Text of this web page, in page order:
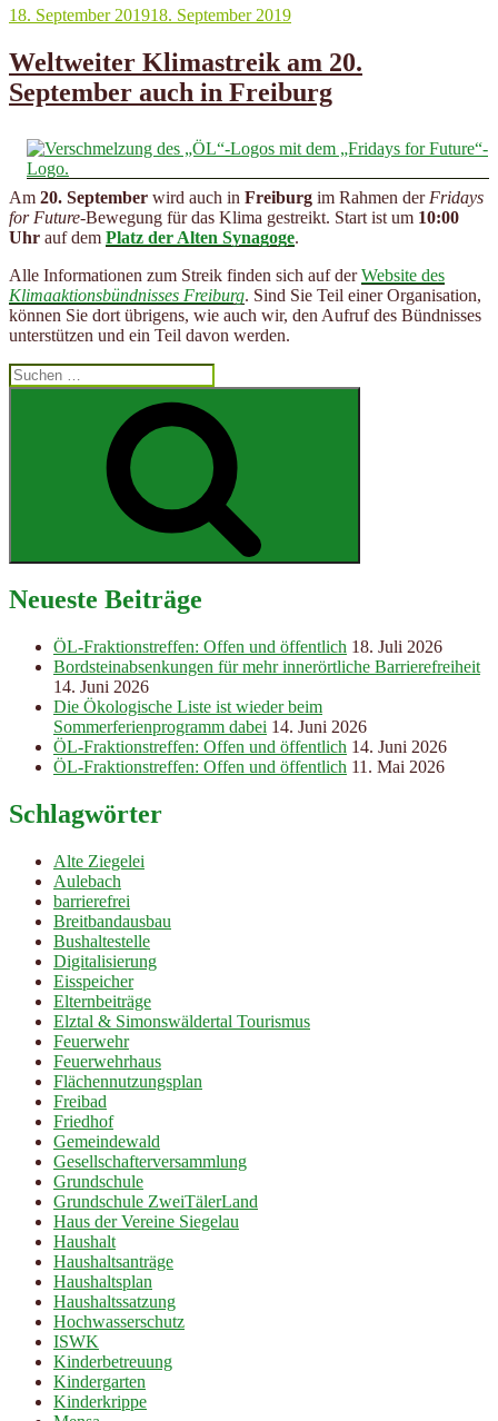
Veröffentlicht
18. September 201918. September 2019
Weltweiter Klimastreik am 20.
September auch in Freiburg
Am 20. September wird auch in Freiburg im Rahmen der Fridays
for Future-Bewegung für das Klima gestreikt. Start ist um 10:00
Uhr auf dem Platz der Alten Synagoge.
Alle Informationen zum Streik finden sich auf derWebsite des
Klimaaktionsbündnisses Freiburg. Sind Sie Teil einer Organisation,
können Sie dort übrigens, wie auch wir, den Aufruf des Bündnisses
unterstützen und ein Teil davon werden.
Suchen
nach:
Neueste Beiträge
ÖL-Fraktionstreffen: Offen und öffentlich 18. Juli 2026
Bordsteinabsenkungen für mehr innerörtliche Barrierefreiheit
14. Juni 2026
Die Ökologische Liste ist wieder beim
Sommerferienprogramm dabei 14. Juni 2026
ÖL-Fraktionstreffen: Offen und öffentlich 14. Juni 2026
ÖL-Fraktionstreffen: Offen und öffentlich 11. Mai 2026
Schlagwörter
Alte Ziegelei
Aulebach
barrierefrei
Breitbandausbau
Bushaltestelle
Digitalisierung
Eisspeicher
Elternbeiträge
Elztal & Simonswäldertal Tourismus
Feuerwehr
Feuerwehrhaus
Flächennutzungsplan
Freibad
Friedhof
Gemeindewald
Gesellschafterversammlung
Grundschule
Grundschule ZweiTälerLand
Haus der Vereine Siegelau
Haushalt
Haushaltsanträge
Haushaltsplan
Haushaltssatzung
Hochwasserschutz
ISWK
Kinderbetreuung
Kindergarten
Kinderkrippe